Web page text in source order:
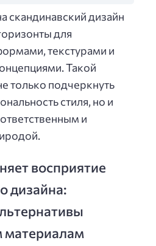
скандинавский дизайн
для
текстурами и
Такой
только подчеркнуть
стиля, но и
и
восприятие
дизайна: